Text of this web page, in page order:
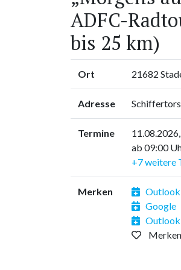
ADFC-
bis 25 km)
Ort 21682
Adresse
Termine
11.08.2026,
ab 09:00
+7 weitere
Merken
Google
Merken